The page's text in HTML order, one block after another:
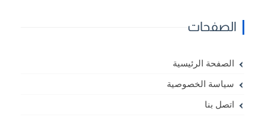
الصفحات
الصفحة الرئيسية
سياسة الخصوصية
اتصل بنا